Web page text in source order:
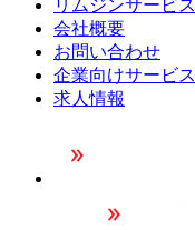
リムジンサービス
会社概要
お問い合わせ
企業向けサービス
求人情報